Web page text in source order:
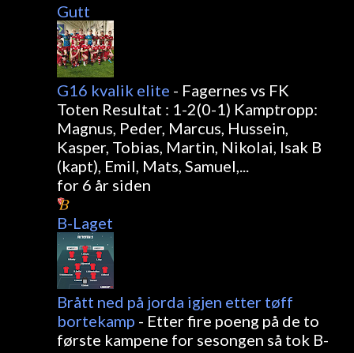
Gutt
G16 kvalik elite - Fagernes vs FK
Toten Resultat : 1-2(0-1) Kamptropp:
Magnus, Peder, Marcus, Hussein,
Kasper, Tobias, Martin, Nikolai, Isak B
(kapt), Emil, Mats, Samuel,...
for 6 år siden
B-Laget
Brått ned på jorda igjen etter tøff
bortekamp - Etter fire poeng på de to
første kampene for sesongen så tok B-